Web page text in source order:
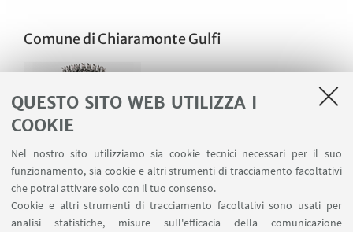
QUESTO SITO WEB UTILIZZA I
COOKIE
Nel nostro sito utilizziamo sia cookie tecnici necessari per il suo
funzionamento, sia cookie e altri strumenti di tracciamento facoltativi
che potrai attivare solo con il tuo consenso.
Cookie e altri strumenti di tracciamento facoltativi sono usati per
analisi statistiche, misure sull'efficacia della comunicazione
Comune di Chiaramonte Gulfi